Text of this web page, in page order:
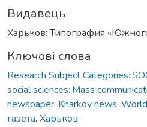
Видавець
Харьков: Типография
Ключові слова
Research Subject
social sciences::Mass
newspaper, Kharkov news,
газета, Харьков